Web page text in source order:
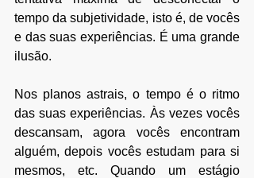
tempo da subjetividade, isto é, de vocês
e das suas experiências. É uma grande
ilusão.
Nos planos astrais, o tempo é o ritmo
das suas experiências. Às vezes vocês
descansam, agora vocês encontram
alguém, depois vocês estudam para si
mesmos, etc. Quando um estágio